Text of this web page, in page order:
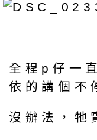
全程p仔一
依的講個不
沒辦法，牠